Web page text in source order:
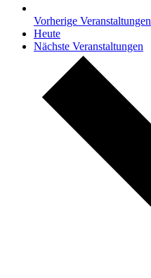
Vorherige Veranstaltungen
Heute
Nächste Veranstaltungen